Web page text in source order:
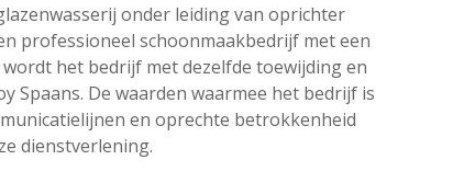
onder leiding van oprichter
professioneel schoonmaakbedrijf met een
het bedrijf met dezelfde toewijding en
Spaans. De waarden waarmee het bedrijf is
en oprechte betrokkenheid
dienstverlening.